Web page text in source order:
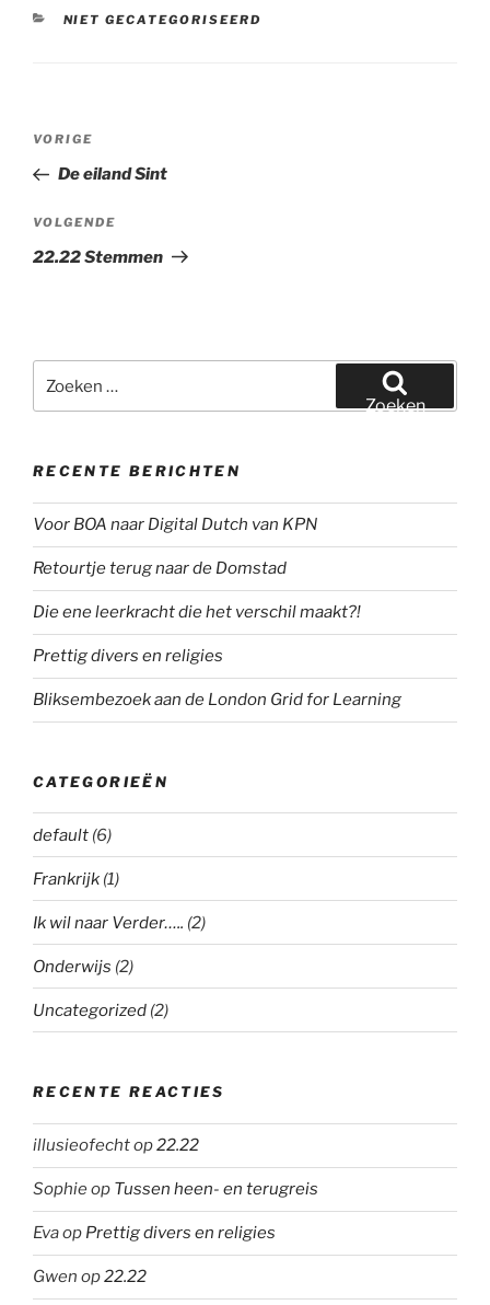
CATEGORIEËN
NIET GECATEGORISEERD
Bericht
Vorig
bericht
VORIGE
De eiland Sint
Volgend
bericht
VOLGENDE
22.22 Stemmen
naar:
Zoeken
RECENTE BERICHTEN
Voor BOA naar Digital Dutch van KPN
Retourtje terug naar de Domstad
Die ene leerkracht die het verschil maakt?!
Prettig divers en religies
Bliksembezoek aan de London Grid for Learning
CATEGORIEËN
default (6)
Frankrijk (1)
Ik wil naar Verder….. (2)
Onderwijs (2)
Uncategorized (2)
RECENTE REACTIES
illusieofechtop22.22
Sophieop Tussen heen- en terugreis
Evaop Prettig divers en religies
Gwen op22.22